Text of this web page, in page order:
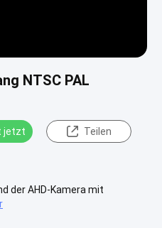
NTSC PAL
jetzt Teilen
der AHD-Kamera mit